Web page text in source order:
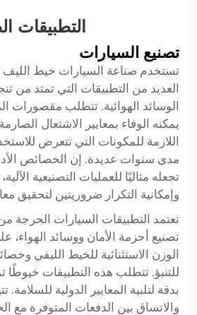
التطبيقات
تصنيع السيارات
تستخدم صناعة السيارات خيط
العديد من التطبيقات التي تمتد من
الوسائد الهوائية. تتطلب مقصورات
يمكنه الوفاء بمعايير الاشتعال
اللازمة للمكونات التي تتعرض
مدى سنوات عديدة. إن الخصائص
تجعله مثاليًا للعمليات التصنيعية
وإمكانية التكرار ضروريتين لتحقيق
تعتمد التطبيقات السيارات الحرجة
تصنيع أحزمة الأمان ووسائد الهواء،
الوزن الاستثنائية للخيط الليفي
للتنبؤ. تتطلب هذه التطبيقات خيوطًا
بدقة لتلبية المعايير الدولية للسلامة.
والاتساق بين الدفعات المتوفرة مع